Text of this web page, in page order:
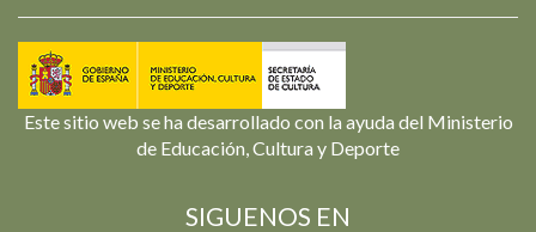
Este sitio web se ha desarrollado con la ayuda del Ministerio
de Educación, Cultura y Deporte
SIGUENOS EN